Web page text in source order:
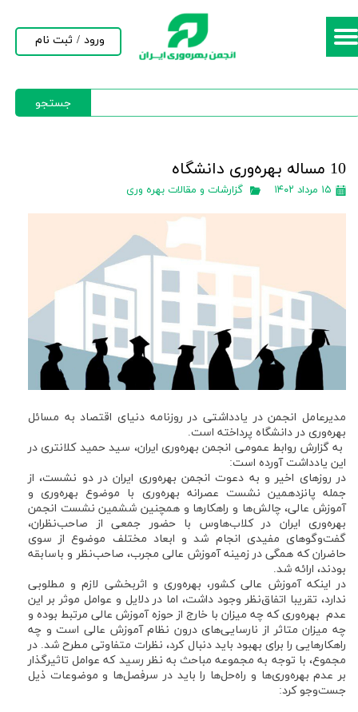
جستجو
ورود / ثبت نام
حساب کاربری من
10 مساله بهره‌وری دانشگاه
۱۵ مرداد ۱۴۰۲ گزارشات و مقالات بهره وری
مدیرعامل انجمن در یادداشتی در روزنامه دنیای اقتصاد به مسائل
بهره‌وری در دانشگاه پرداخته است.
به گزارش روابط عمومی انجمن بهره‌وری ایران، سید حمید کلانتری در
این یادداشت آورده است:
در روزهای اخیر و به دعوت انجمن بهره‌وری ایران در دو نشست، از
جمله پانزدهمین نشست عصرانه بهره‌وری با موضوع بهره‌وری و
آموزش عالی، چالش‌ها و راهکارها و همچنین ششمین نشست انجمن
بهره‌وری ایران در کلاب‌هاوس با حضور جمعی از صاحب‌نظران،
گفت‌وگوهای مفیدی انجام شد و ابعاد مختلف موضوع از سوی
حاضران که همگی در زمینه آموزش عالی مجرب، صاحب‌نظر و باسابقه
بودند، ارائه شد.
در اینکه آموزش عالی کشور، بهره‌وری و اثربخشی لازم و مطلوبی
ندارد، تقریبا اتفاق‌نظر وجود داشت، اما در دلایل و عوامل موثر بر این
عدم بهره‌وری که چه میزان با خارج از حوزه آموزش عالی مرتبط بوده و
چه میزان متاثر از نارسایی‌های درون نظام آموزش عالی است و چه
راهکارهایی را برای بهبود باید دنبال کرد، نظرات متفاوتی مطرح شد. در
مجموع، با توجه به مجموعه مباحث به نظر رسید که عوامل تاثیرگذار
بر عدم بهره‌وری‌ها و راه‌حل‌ها را باید در سرفصل‌ها و موضوعات ذیل
جست‌وجو کرد: